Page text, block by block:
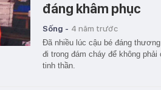
đáng khâm phục
Sống - 4 năm trước
Đã nhiều lúc cậu bé đáng
đi trong đám cháy để không
tinh thần.